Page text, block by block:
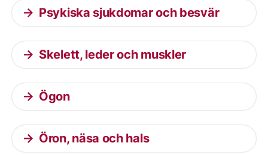
Psykiska sjukdomar och besvär
Skelett, leder och muskler
Ögon
Öron, näsa och hals